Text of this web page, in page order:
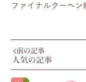
ファイナルクーヘン
前の記事
人気の記事